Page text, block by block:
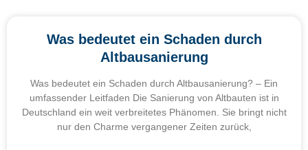
Was bedeutet ein Schaden durch
Altbausanierung
Was bedeutet ein Schaden durch Altbausanierung? – Ein
umfassender Leitfaden Die Sanierung von Altbauten ist in
Deutschland ein weit verbreitetes Phänomen. Sie bringt nicht
nur den Charme vergangener Zeiten zurück,